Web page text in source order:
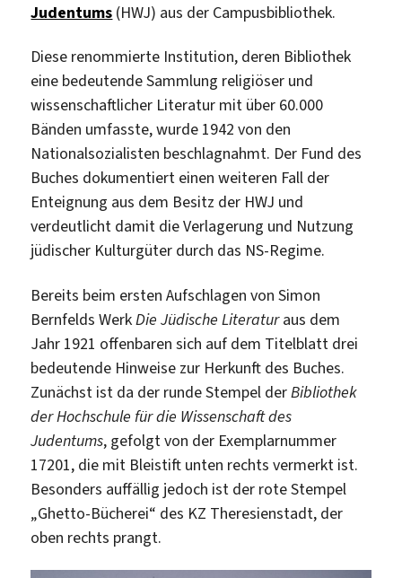
Judentums (HWJ) aus der Campusbibliothek.
Diese renommierte Institution, deren Bibliothek
eine bedeutende Sammlung religiöser und
wissenschaftlicher Literatur mit über 60.000
Bänden umfasste, wurde 1942 von den
Nationalsozialisten beschlagnahmt. Der Fund des
Buches dokumentiert einen weiteren Fall der
Enteignung aus dem Besitz der HWJ und
verdeutlicht damit die Verlagerung und Nutzung
jüdischer Kulturgüter durch das NS-Regime.
Bereits beim ersten Aufschlagen von Simon
Bernfelds WerkDie Jüdische Literaturaus dem
Jahr 1921 offenbaren sich auf dem Titelblatt drei
bedeutende Hinweise zur Herkunft des Buches.
Zunächst ist da der runde Stempel derBibliothek
der Hochschule für die Wissenschaft des
Judentums, gefolgt von der Exemplarnummer
17201, die mit Bleistift unten rechts vermerkt ist.
Besonders auffällig jedoch ist der rote Stempel
„Ghetto-Bücherei“ des KZ Theresienstadt, der
oben rechts prangt.